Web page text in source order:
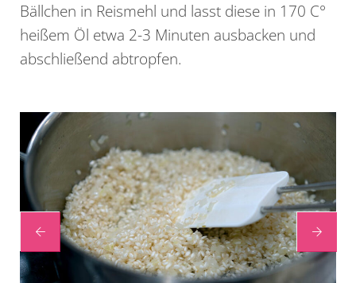
Bällchen in Reismehl und lasst diese in 170 C°
heißem Öl etwa 2-3 Minuten ausbacken und
abschließend abtropfen.